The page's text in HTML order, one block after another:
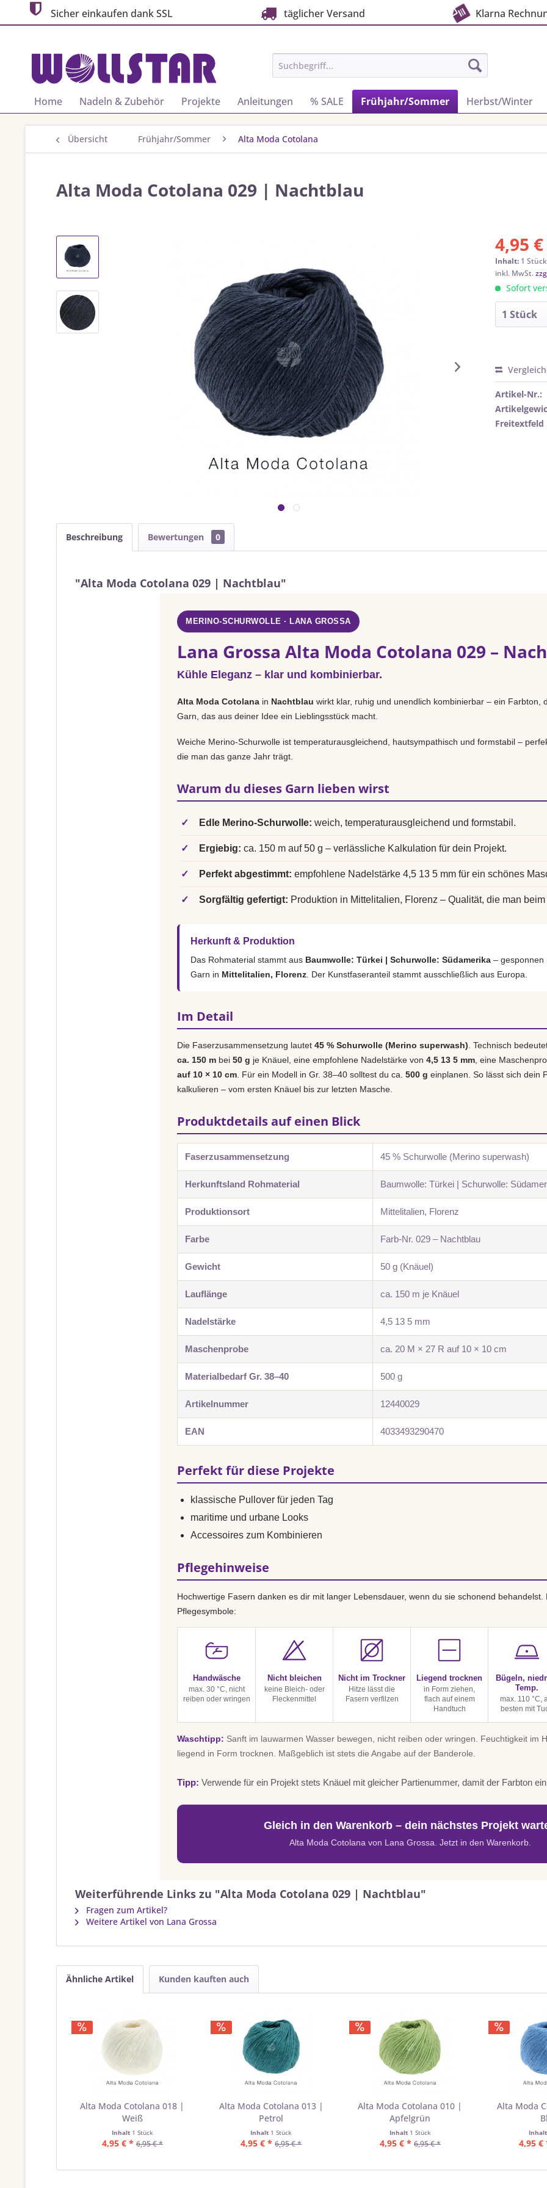
Sicher einkaufen dank SSL täglicher Versand Klarna
Home Nadeln & Zubehör Projekte Anleitungen % SALE Frühjahr/Sommer Herbst/Winter
Übersicht Frühjahr/Sommer Alta Moda Cotolana
Alta Moda Cotolana 029 | Nachtblau
4,95
Inhalt: 1 Stück
inkl. MwSt.
Sofort
Artikel-Nr.:
Freitextfeld
Beschreibung Bewertungen 0
"Alta Moda Cotolana 029 | Nachtblau"
MERINO-SCHURWOLLE · LANA GROSSA
Lana Grossa Alta Moda Cotolana 029 –
Kühle Eleganz – klar und kombinierbar.
Alta Moda Cotolana in Nachtblau wirkt klar, ruhig und unendlich kombinierbar – ein Farbton,
Garn, das aus deiner Idee ein Lieblingsstück macht.
Weiche Merino-Schurwolle ist temperaturausgleichend, hautsympathisch und formstabil –
die man das ganze Jahr trägt.
Warum du dieses Garn lieben wirst
✓ Edle Merino-Schurwolle: weich, temperaturausgleichend und formstabil.
✓ Ergiebig: ca. 150 m auf 50 g – verlässliche Kalkulation für dein Projekt.
✓ Perfekt abgestimmt: empfohlene Nadelstärke 4,5 13 5 mm für ein schönes
✓ Sorgfältig gefertigt: Produktion in Mittelitalien, Florenz – Qualität, die man
Herkunft & Produktion
Das Rohmaterial stammt aus Baumwolle: Türkei | Schurwolle: Südamerika – gesponnen
Garn in Mittelitalien, Florenz . Der Kunstfaseranteil stammt ausschließlich aus Europa.
Im Detail
Die Faserzusammensetzung lautet 45 % Schurwolle (Merino superwash) . Technisch
ca. 150 m bei 50 g je Knäuel, eine empfohlene Nadelstärke von 4,5 13 5 mm , eine
auf 10 × 10 cm . Für ein Modell in Gr. 38–40 solltest du ca. 500 g einplanen. So lässt sich dein
kalkulieren – vom ersten Knäuel bis zur letzten Masche.
Produktdetails auf einen Blick
Faserzusammensetzung 45 % Schurwolle (Merino superwash)
Herkunftsland Rohmaterial Baumwolle: Türkei | Schurwolle:
Produktionsort Mittelitalien, Florenz
Farbe Farb-Nr. 029 – Nachtblau
Gewicht 50 g (Knäuel)
Lauflänge ca. 150 m je Knäuel
Nadelstärke 4,5 13 5 mm
Maschenprobe ca. 20 M × 27 R auf 10 × 10 cm
Materialbedarf Gr. 38–40 500 g
Artikelnummer 12440029
EAN 4033493290470
Perfekt für diese Projekte
klassische Pullover für jeden Tag
maritime und urbane Looks
Accessoires zum Kombinieren
Pflegehinweise
Hochwertige Fasern danken es dir mit langer Lebensdauer, wenn du sie schonend
Pflegesymbole:
Handwäsche
max. 30 °C, nicht
reiben oder wringen
Nicht bleichen
keine Bleich- oder
Fleckenmittel
Nicht im Trockner
Hitze lässt die
Fasern verfilzen
Liegend trocknen
in Form ziehen,
flach auf einem
Handtuch
Bügeln,
Temp.
max. 110 °C,
besten mit
Waschtipp: Sanft im lauwarmen Wasser bewegen, nicht reiben oder wringen. Feuchtigkeit im
liegend in Form trocknen. Maßgeblich ist stets die Angabe auf der Banderole.
Tipp: Verwende für ein Projekt stets Knäuel mit gleicher Partienummer, damit der Farbton
Gleich in den Warenkorb – dein nächstes Projekt
Alta Moda Cotolana von Lana Grossa. Jetzt in den Warenkorb.
Weiterführende Links zu "Alta Moda Cotolana 029 | Nachtblau"
Fragen zum Artikel?
Weitere Artikel von Lana Grossa
Ähnliche Artikel Kunden kauften auch
Alta Moda Cotolana 018 |
Weiß
Inhalt 1 Stück
4,95 € * 6,95 € *
Alta Moda Cotolana 013 |
Petrol
Inhalt 1 Stück
4,95 € * 6,95 € *
Alta Moda Cotolana 010 |
Apfelgrün
Inhalt 1 Stück
4,95 € * 6,95 € *
Alta Moda
4,95 €